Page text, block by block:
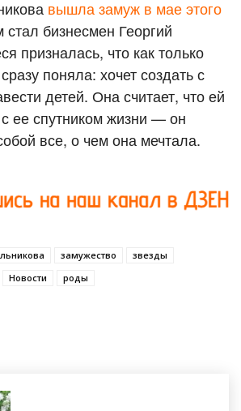
вышла замуж в мае этого
бизнесмен Георгий
призналась, что как только
поняла: хочет создать с
детей. Она считает, что ей
ее спутником жизни — он
все, о чем она мечтала.
замужество
звезды
Новости роды